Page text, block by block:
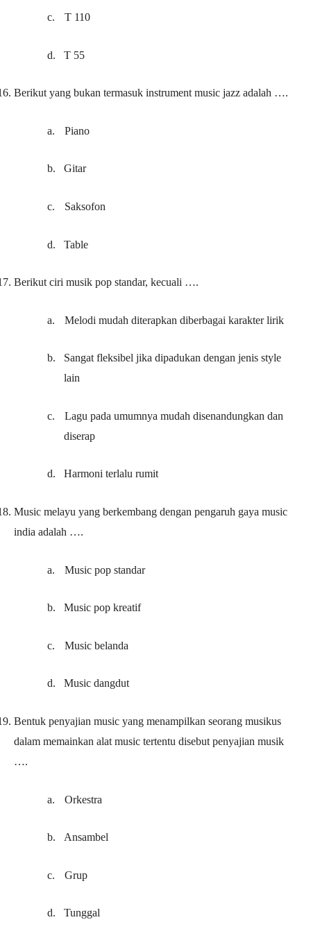
c. T 110
d. T 55
Berikut yang bukan termasuk instrument music jazz adalah ….
a. Piano
b. Gitar
c. Saksofon
d. Table
Berikut ciri musik pop standar, kecuali ….
a. Melodi mudah diterapkan diberbagai karakter lirik
b.
Sangat fleksibel jika dipadukan dengan jenis style
lain
c.
Lagu pada umumnya mudah disenandungkan dan
diserap
d. Harmoni terlalu rumit
Music melayu yang berkembang dengan pengaruh gaya music
india adalah ….
a. Music pop standar
b. Music pop kreatif
c. Music belanda
d. Music dangdut
Bentuk penyajian music yang menampilkan seorang musikus
dalam memainkan alat music tertentu disebut penyajian musik
….
a. Orkestra
b. Ansambel
c. Grup
d. Tunggal